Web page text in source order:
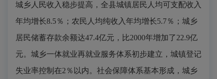
城乡人民收入稳步提高，全县城镇居民人均可支配收入
年均增长8.5％；农民人均纯收入年均增长5.7％；城乡
居民储蓄存款余额达47.4亿元，比2000年增加了22.9亿
元。城乡一体就业再就业服务体系初步建立，城镇登记
失业率控制在2 ％以内。社会保障体系基本形成，城乡